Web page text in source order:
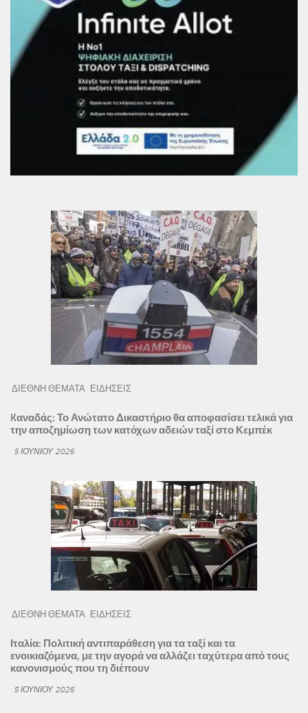
ΔΙΕΘΝΗ ΘΕΜΑΤΑ ΕΙΔΗΣΕΙΣ
Kαναδάς: Το Ανώτατο Δικαστήριο θα αποφασίσει τελικά για
την αποζημίωση των κατόχων αδειών ταξί στο Κεμπέκ
5 ΙΟΥΝΊΟΥ 2026
ΔΙΕΘΝΗ ΘΕΜΑΤΑ ΕΙΔΗΣΕΙΣ
Ιταλία: Πολιτική αντιπαράθεση για τα ταξί και τα
ενοικιαζόμενα, με την αγορά να αλλάζει ταχύτερα από τους
κανονισμούς που τη διέπουν
5 ΙΟΥΝΊΟΥ 2026